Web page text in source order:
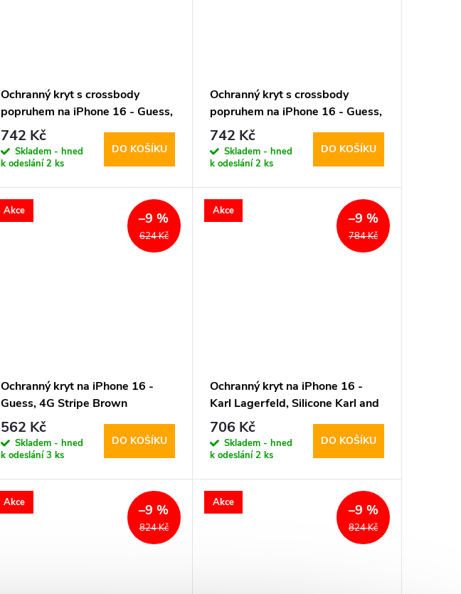
Ochranný kryt s crossbody
popruhem na iPhone 16 - Guess,
4G PU Metal Logo Black
742 Kč
Skladem - hned
k odeslání2 ks
DO KOŠÍKU
Ochranný kryt s crossbody
popruhem na iPhone 16 - Guess,
4G PU Metal Logo Brown
742 Kč
Skladem - hned
k odeslání2 ks
DO KOŠÍKU
Akce
624 Kč
–9 %
Ochranný kryt na iPhone 16 -
Guess, 4G Stripe Brown
562 Kč
Skladem - hned
k odeslání3 ks
DO KOŠÍKU
Akce
784 Kč
–9 %
Ochranný kryt na iPhone 16 -
Karl Lagerfeld, Silicone Karl and
Choupette MagSafe Black
706 Kč
Skladem - hned
k odeslání2 ks
DO KOŠÍKU
Akce
824 Kč
–9 % Akce
824 Kč
–9 %